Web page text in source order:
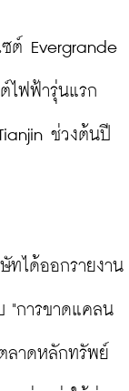
ต์ Evergrande
ไฟฟ้ารุ่นแรก
ช่วงต้นปี
ทได้ออกรายงาน
"การขาดแคลน
ลาดหลักทรัพย์